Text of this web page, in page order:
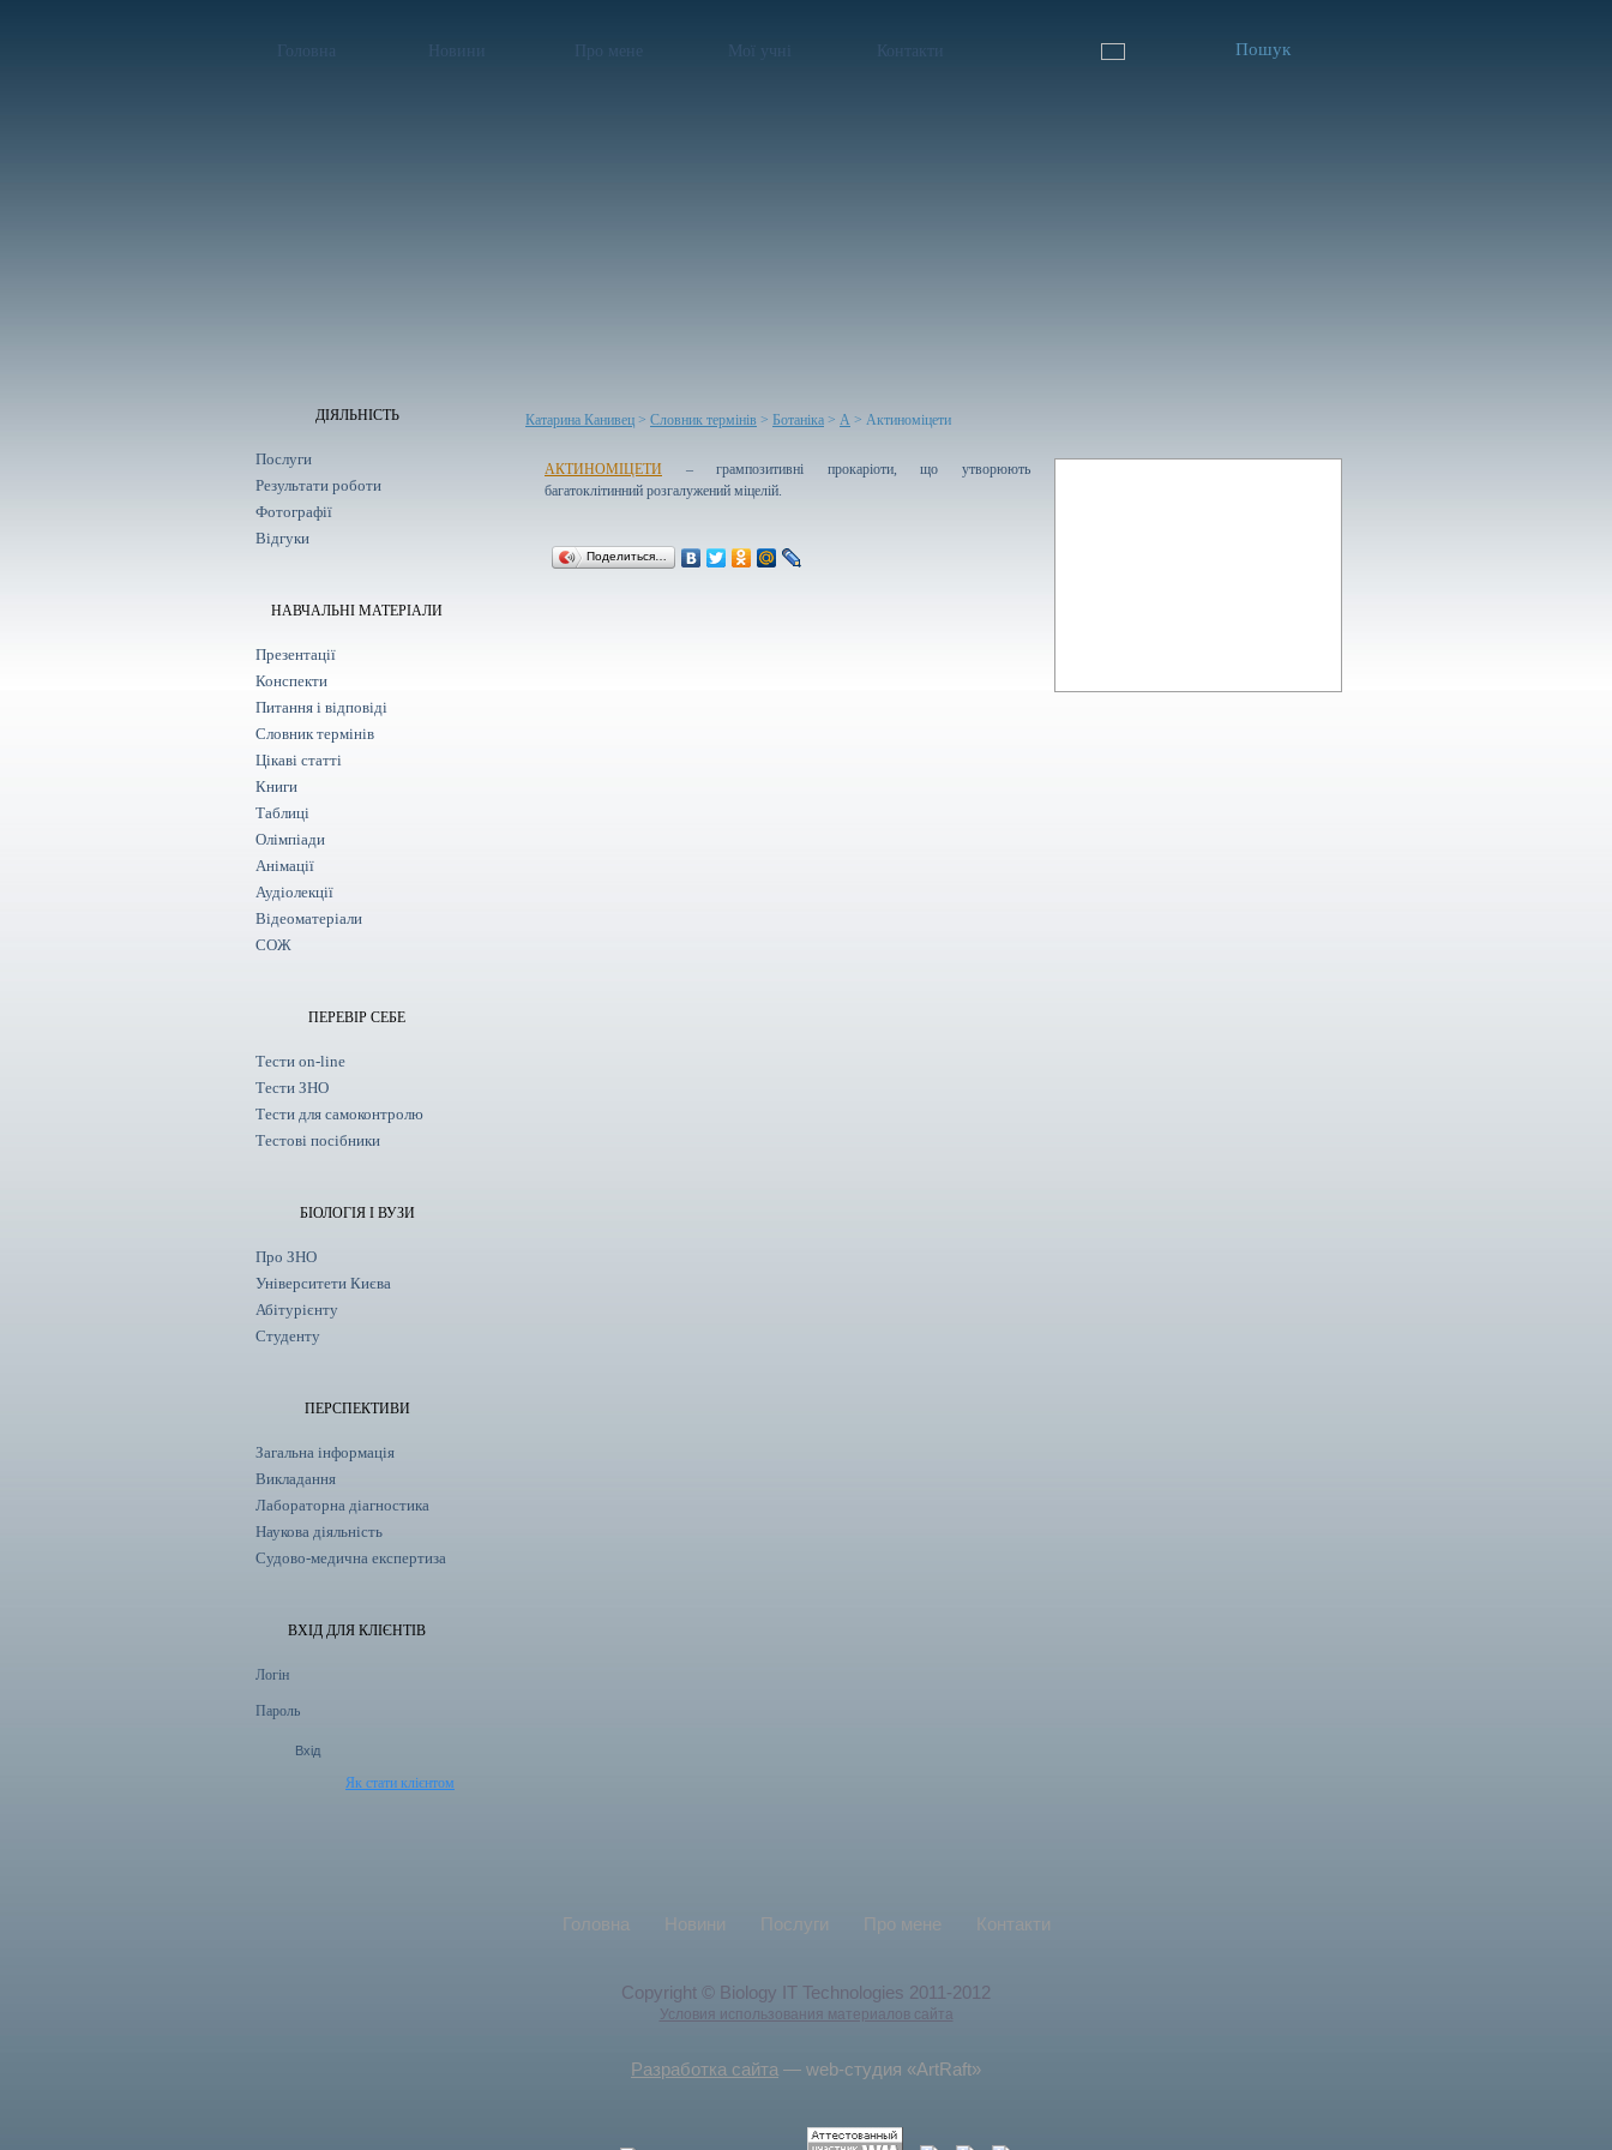
Головна Новини Про мене Мої учні Контакти
ДІЯЛЬНІСТЬ
Послуги
Результати роботи
Фотографії
Відгуки
НАВЧАЛЬНІ МАТЕРІАЛИ
Презентації
Конспекти
Питання і відповіді
Словник термінів
Цікаві статті
Книги
Таблиці
Олімпіади
Анімації
Аудіолекції
Відеоматеріали
СОЖ
ПЕРЕВІР СЕБЕ
Тести on-line
Тести ЗНО
Тести для самоконтролю
Тестові посібники
БІОЛОГІЯ І ВУЗИ
Про ЗНО
Університети Києва
Абітурієнту
Студенту
ПЕРСПЕКТИВИ
Загальна інформація
Викладання
Лабораторна діагностика
Наукова діяльність
Судово-медична експертиза
ВХІД ДЛЯ КЛІЄНТІВ
Логін
Пароль
Як стати клієнтом
Катарина Канивец > Словник термінів > Ботаніка > А > Актиноміцети
АКТИНОМІЦЕТИ – грампозитивні прокаріоти, що утворюють
багатоклітинний розгалужений міцелій.
Поделиться…
Головна Новини Послуги Про мене Контакти
Copyright © Biology IT Technologies 2011-2012
Условия использования материалов сайта
Разработка сайта — web-студия «ArtRaft»